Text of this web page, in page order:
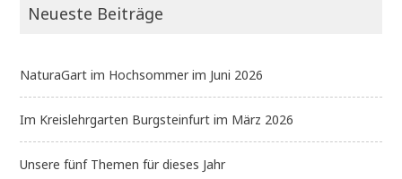
Neueste Beiträge
NaturaGart im Hochsommer im Juni 2026
Im Kreislehrgarten Burgsteinfurt im März 2026
Unsere fünf Themen für dieses Jahr